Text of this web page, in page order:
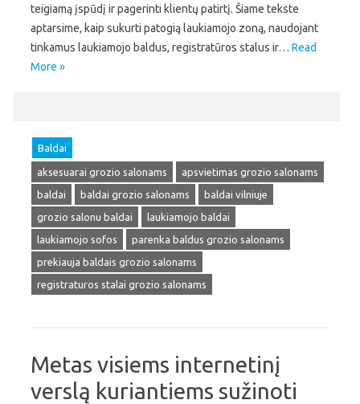
teigiamą įspūdį ir pagerinti klientų patirtį. Šiame tekste
aptarsime, kaip sukurti patogią laukiamojo zoną, naudojant
tinkamus laukiamojo baldus, registratūros stalus ir… Read
More »
Baldai
aksesuarai grozio salonams
apsvietimas grozio salonams
baldai
baldai grozio salonams
baldai vilniuje
grozio salonu baldai
laukiamojo baldai
laukiamojo sofos
parenka baldus grozio salonams
prekiauja baldais grozio salonams
registraturos stalai grozio salonams
Metas visiems internetinį
verslą kuriantiems sužinoti